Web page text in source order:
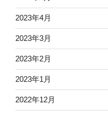
2023年4月
2023年3月
2023年2月
2023年1月
2022年12月